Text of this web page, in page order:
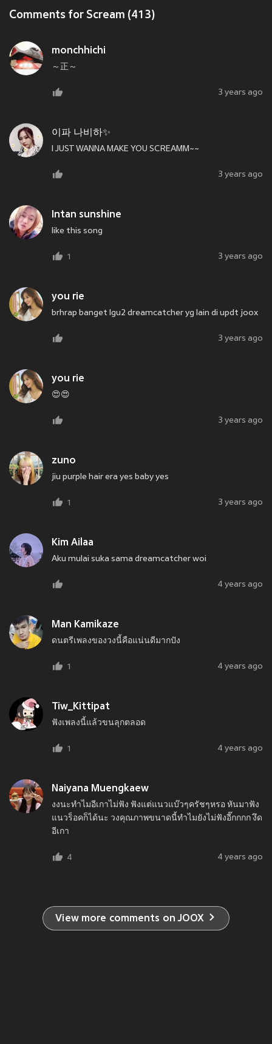
Comments for Scream (413)
monchhichi
～正～
3 years ago
이파 나비하✨
I JUST WANNA MAKE YOU SCREAMM~~
3 years ago
Intan sunshine
like this song
1 3 years ago
you rie
brhrap banget lgu2 dreamcatcher yg lain di updt joox
3 years ago
you rie
😍😍
3 years ago
zuno
jiu purple hair era yes baby yes
1 3 years ago
Kim Ailaa
Aku mulai suka sama dreamcatcher woi
4 years ago
Man Kamikaze
ดนตรีเพลงของวงนี้คือแน่นดีมากปัง
1 4 years ago
Tiw_Kittipat
ฟังเพลงนี้แล้วขนลุกตลอด
1 4 years ago
Naiyana Muengkaew
งงนะทำไมอีเกาไม่ฟัง ฟังแต่แนวแบ๊วๆครัชๆหรอ หันมาฟัง
แนวร็อคก็ได้นะ วงคุณภาพขนาดนี้ทำไมยังไม่ฟังอี๊กกกก งึด
อีเกา
4 4 years ago
View more comments on JOOX